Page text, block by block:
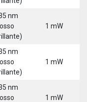
nm
1 mW
nm
1 mW
nm
1 mW